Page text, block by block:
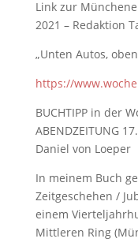
Link zur
2021 – Redaktion
„Unten Autos,
https://
BUCHTIPP in der
ABENDZEITUNG
Daniel von Loeper
In meinem Buch
Zeitgeschehen /
einem
Mittleren Ring